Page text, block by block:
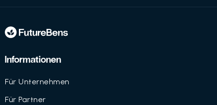
Informationen
Für Unternehmen
Für Partner